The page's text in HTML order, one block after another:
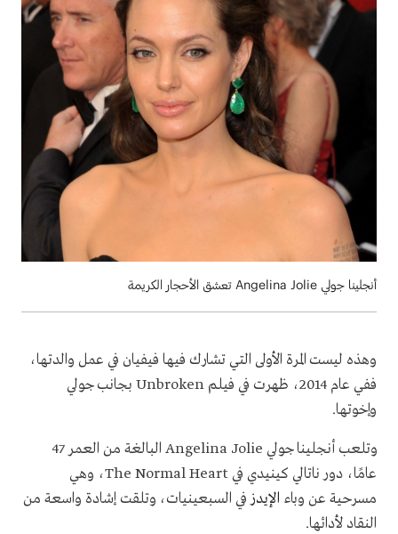
أنجلينا جولي Angelina Jolie تعشق الأحجار الكريمة
وهذه ليست المرة الأولى التي تشارك فيها فيفيان في عمل والدتها،
ففي عام 2014، ظهرت في فيلم
Unbroken بجانب جولي
وإخوتها.
وتلعب أنجلينا جولي Angelina Jolie
البالغة من العمر 47
عامًا، دور ناتالي كينيدي في The Normal Heart، وهي
مسرحية عن وباء الإيدز في السبعينيات، وتلقت إشادة واسعة من
النقاد لأدائها.